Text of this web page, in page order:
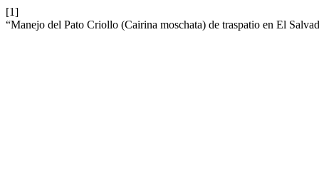
[1]
“Manejo del Pato Criollo (Cairina moschata) de traspatio en El